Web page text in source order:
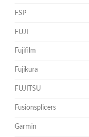
FSP
FUJI
Fujifilm
Fujikura
FUJITSU
Fusionsplicers
Garmin